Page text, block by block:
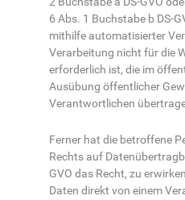
6 Abs. 1 Buchstabe b DS-
mithilfe automatisierter
Verarbeitung nicht für die
erforderlich ist, die im
Ausübung öffentlicher
Verantwortlichen
Ferner hat die betroffene
Rechts auf
GVO das Recht, zu
Daten direkt von einem